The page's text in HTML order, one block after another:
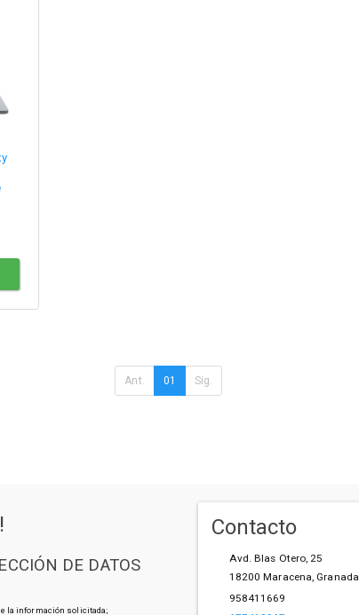
Ant. 01 Sig.
DE DATOS
la información solicitada;
Contacto
Avd. Blas Otero, 25
18200 Maracena Granada
958411669